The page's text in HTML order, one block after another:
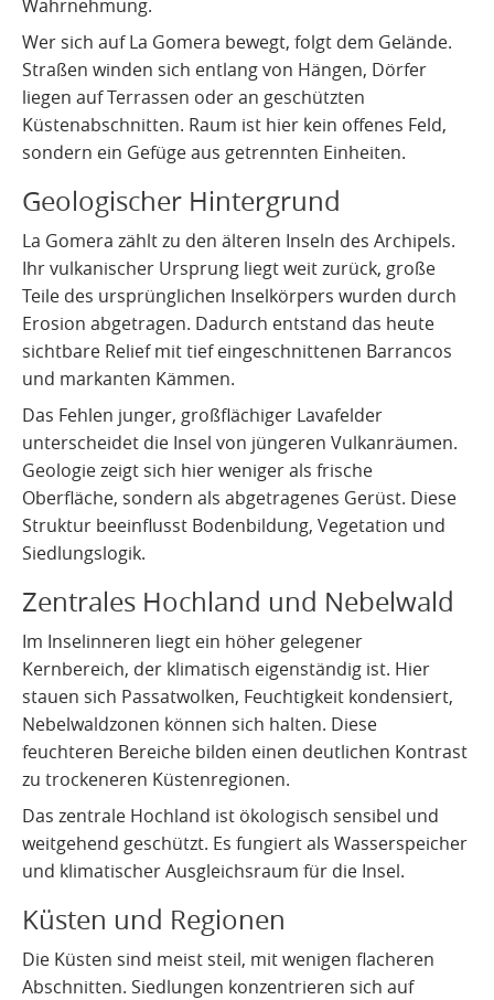
Vulkanismus auf La Graciosa
Wahrnehmung.
Wer sich auf La Gomera bewegt, folgt dem Gelände.
Straßen winden sich entlang von Hängen, Dörfer
liegen auf Terrassen oder an geschützten
Küstenabschnitten. Raum ist hier kein offenes Feld,
sondern ein Gefüge aus getrennten Einheiten.
Geologischer Hintergrund
La Gomera zählt zu den älteren Inseln des Archipels.
Ihr vulkanischer Ursprung liegt weit zurück, große
Teile des ursprünglichen Inselkörpers wurden durch
Erosion abgetragen. Dadurch entstand das heute
sichtbare Relief mit tief eingeschnittenen Barrancos
und markanten Kämmen.
Das Fehlen junger, großflächiger Lavafelder
unterscheidet die Insel von jüngeren Vulkanräumen.
Geologie zeigt sich hier weniger als frische
Oberfläche, sondern als abgetragenes Gerüst. Diese
Struktur beeinflusst Bodenbildung, Vegetation und
Siedlungslogik.
Zentrales Hochland und Nebelwald
Im Inselinneren liegt ein höher gelegener
Kernbereich, der klimatisch eigenständig ist. Hier
stauen sich Passatwolken, Feuchtigkeit kondensiert,
Nebelwaldzonen können sich halten. Diese
feuchteren Bereiche bilden einen deutlichen Kontrast
zu trockeneren Küstenregionen.
Das zentrale Hochland ist ökologisch sensibel und
weitgehend geschützt. Es fungiert als Wasserspeicher
und klimatischer Ausgleichsraum für die Insel.
Küsten und Regionen
Die Küsten sind meist steil, mit wenigen flacheren
Abschnitten. Siedlungen konzentrieren sich auf